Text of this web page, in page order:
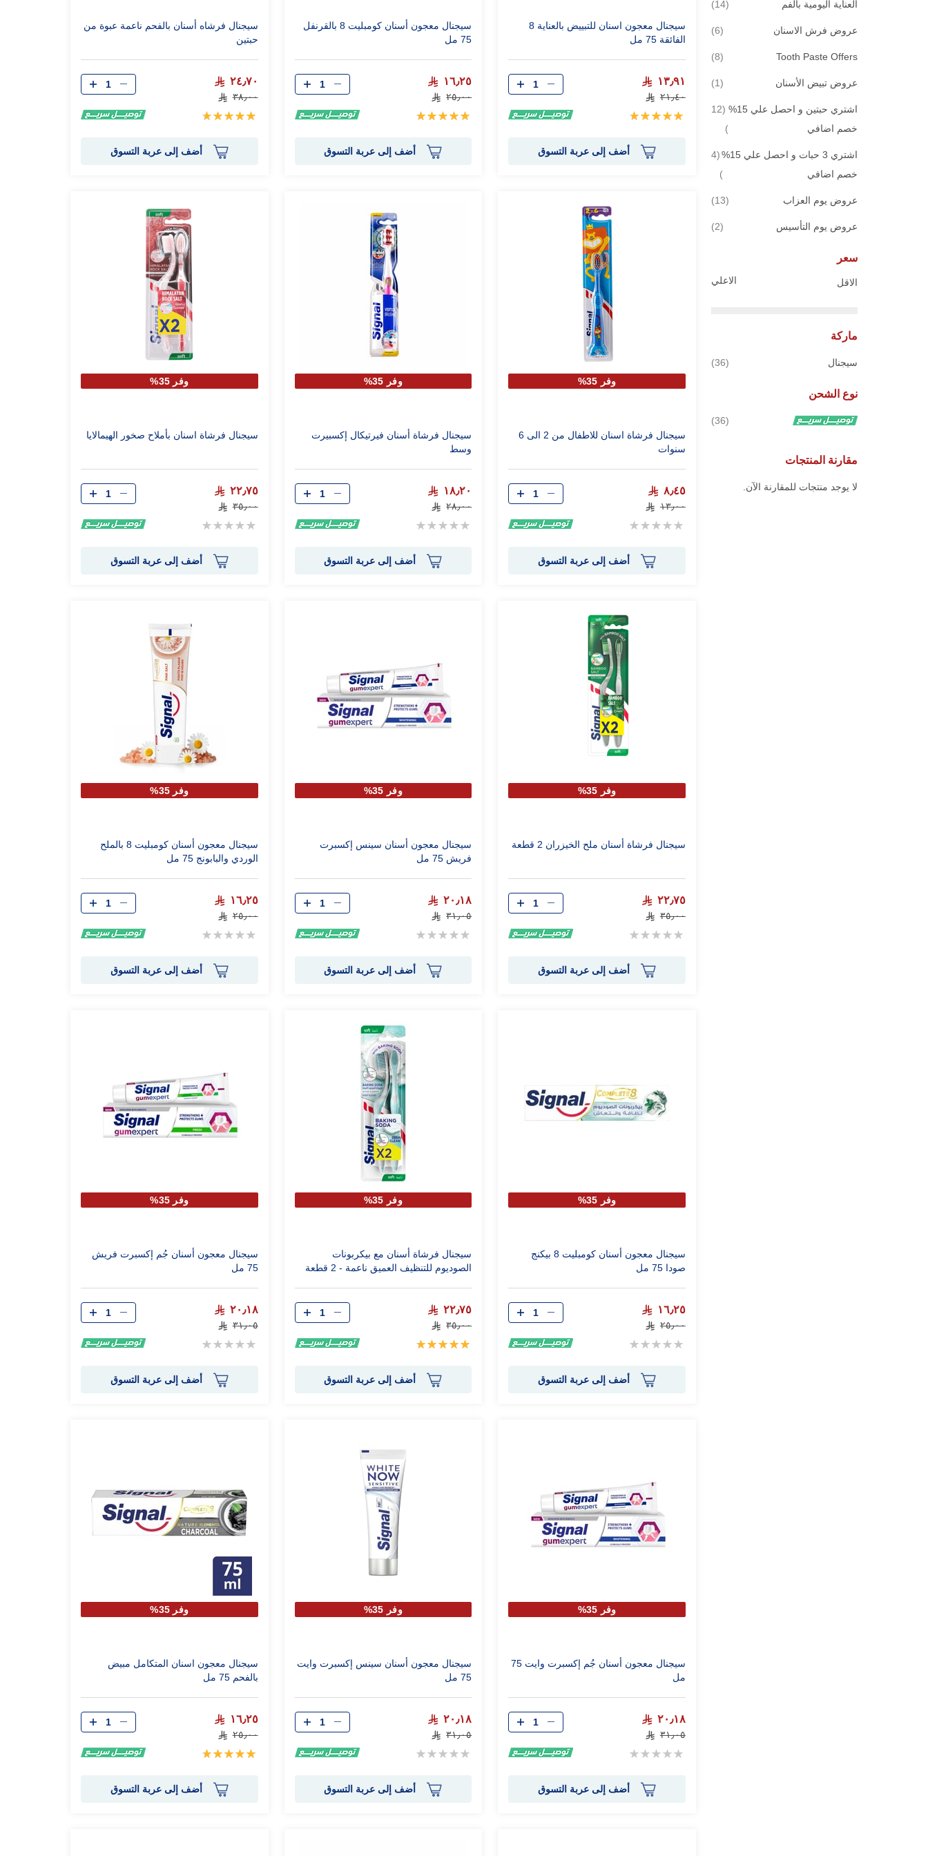
سيجنال معجون اسنان للتبييض بالعناية 8
الفائقة 75 مل
١٣٫٩١
٢١٫٤٠
تقييم:
الكمية
أضف إلى عربة التسوق
سيجنال معجون أسنان كومبليت 8 بالقرنفل
75 مل
١٦٫٢٥
٢٥٫٠٠
تقييم:
الكمية
أضف إلى عربة التسوق
سيجنال فرشاه أسنان بالفحم ناعمة عبوة من
حبتين
٢٤٫٧٠
٣٨٫٠٠
تقييم:
الكمية
أضف إلى عربة التسوق
وفر 35%
سيجنال فرشاة اسنان للاطفال من 2 الى 6
سنوات
٨٫٤٥
١٣٫٠٠
Rating:
الكمية
أضف إلى عربة التسوق
وفر 35%
سيجنال فرشاة أسنان فيرتيكال إكسبيرت
وسط
١٨٫٢٠
٢٨٫٠٠
Rating:
الكمية
أضف إلى عربة التسوق
وفر 35%
سيجنال فرشاة اسنان بأملاح صخور الهيمالايا
٢٢٫٧٥
٣٥٫٠٠
Rating:
الكمية
أضف إلى عربة التسوق
وفر 35%
سيجنال فرشاة أسنان ملح الخيزران 2 قطعة
٢٢٫٧٥
٣٥٫٠٠
Rating:
الكمية
أضف إلى عربة التسوق
وفر 35%
سيجنال معجون أسنان سينس إكسبرت
فريش 75 مل
٢٠٫١٨
٣١٫٠٥
Rating:
الكمية
أضف إلى عربة التسوق
وفر 35%
سيجنال معجون أسنان كومبليت 8 بالملح
الوردي والبابونج 75 مل
١٦٫٢٥
٢٥٫٠٠
Rating:
الكمية
أضف إلى عربة التسوق
وفر 35%
سيجنال معجون أسنان كومبليت 8 بيكنج
صودا 75 مل
١٦٫٢٥
٢٥٫٠٠
Rating:
الكمية
أضف إلى عربة التسوق
وفر 35%
سيجنال فرشاة أسنان مع بيكربونات
الصوديوم للتنظيف العميق ناعمة - 2 قطعة
٢٢٫٧٥
٣٥٫٠٠
تقييم:
الكمية
أضف إلى عربة التسوق
وفر 35%
سيجنال معجون أسنان جُم إكسبرت فريش
75 مل
٢٠٫١٨
٣١٫٠٥
Rating:
الكمية
أضف إلى عربة التسوق
وفر 35%
سيجنال معجون أسنان جُم إكسبرت وايت 75
مل
٢٠٫١٨
٣١٫٠٥
Rating:
الكمية
أضف إلى عربة التسوق
وفر 35%
سيجنال معجون أسنان سينس إكسبرت وايت
75 مل
٢٠٫١٨
٣١٫٠٥
Rating:
الكمية
أضف إلى عربة التسوق
وفر 35%
سيجنال معجون اسنان المتكامل مبيض
بالفحم 75 مل
١٦٫٢٥
٢٥٫٠٠
تقييم:
الكمية
أضف إلى عربة التسوق
العناية اليومية بالفم 14قطع
عروض فرش الاسنان 6قطع
Tooth Paste Offers
8قطع
عروض تبيض الأسنان 1قطعة
اشتري حبتين و احصل علي 15%
خصم اضافي
12
قطع
اشتري 3 حبات و احصل علي 15%
خصم اضافي
4
قطع
عروض يوم العزاب 13قطع
عروض يوم التأسيس 2قطع
سعر
الاقل الاعلي
ماركة
سيجنال 36قطع
نوع الشحن
36قطع
مقارنة المنتجات
لا يوجد منتجات للمقارنة الآن.